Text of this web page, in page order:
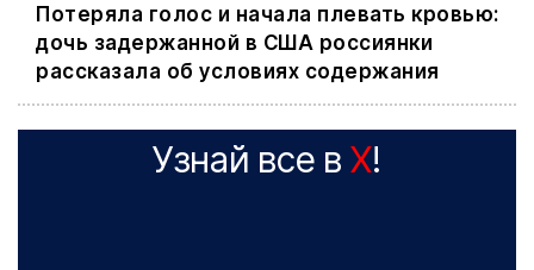
Потеряла голос и начала плевать кровью:
дочь задержанной в США россиянки
рассказала об условиях содержания
Узнай все в X!